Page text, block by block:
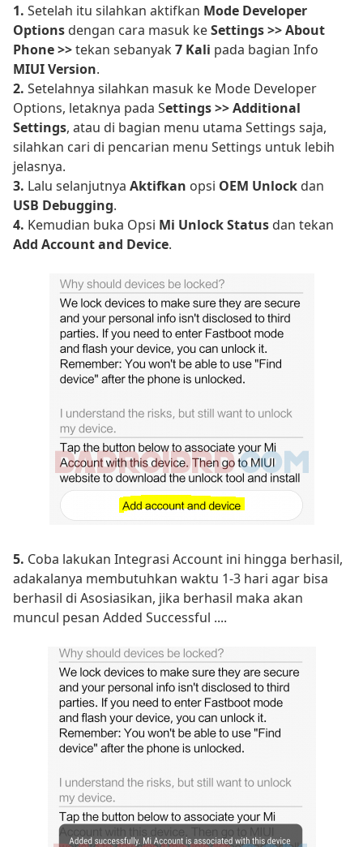
1. Setelah itu silahkan aktifkan Mode Developer
Options dengan cara masuk keSettings >> About
Phone >>tekan sebanyak7 Kali pada bagian Info
MIUI Version.
2. Setelahnya silahkan masuk ke Mode Developer
Options, letaknya pada Settings >> Additional
Settings, atau di bagian menu utama Settings saja,
silahkan cari di pencarian menu Settings untuk lebih
jelasnya.
3. Lalu selanjutnya Aktifkan opsi OEM Unlock dan
USB Debugging.
4. Kemudian buka Opsi Mi Unlock Status dan tekan
Add Account and Device.
5. Coba lakukan Integrasi Account ini hingga berhasil,
adakalanya membutuhkan waktu 1-3 hari agar bisa
berhasil di Asosiasikan, jika berhasil maka akan
muncul pesan Added Successful ....